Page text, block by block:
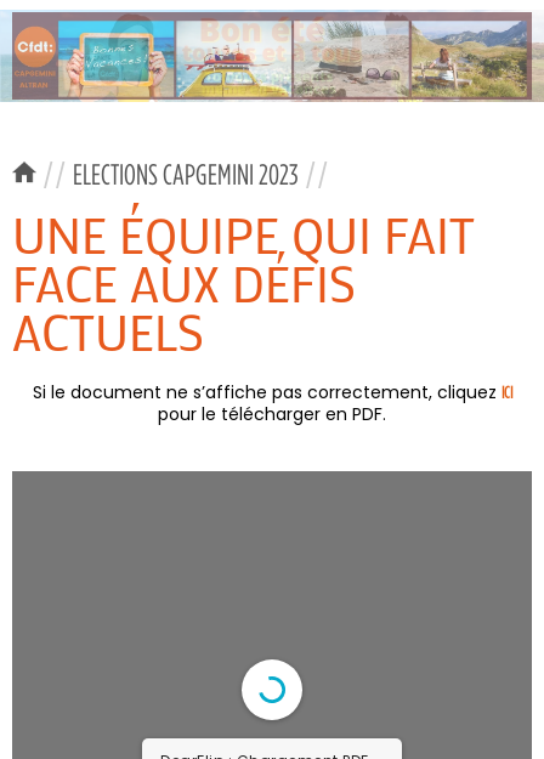
// ELECTIONS CAPGEMINI 2023 //
UNE ÉQUIPE QUI FAIT
FACE AUX DÉFIS
ACTUELS
Si le document ne s’affiche pas correctement, cliquez ICI
pour le télécharger en PDF.